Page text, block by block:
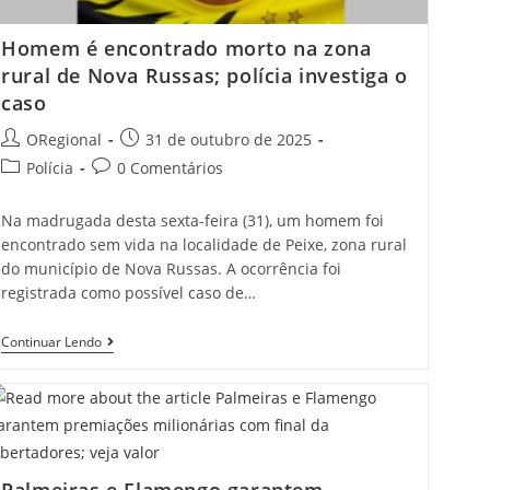
Homem é encontrado morto na zona
rural de Nova Russas; polícia investiga o
caso
Post
author:
ORegional
Post
published:
31 de outubro de 2025
PostPolícia
Post0 Comentários
Na madrugada desta sexta-feira (31), um homem foi
encontrado sem vida na localidade de Peixe, zona rural
do município de Nova Russas. A ocorrência foi
registrada como possível caso de…
Continuar LendoHomem
É
Morto
Zona
Rural
De
Nova